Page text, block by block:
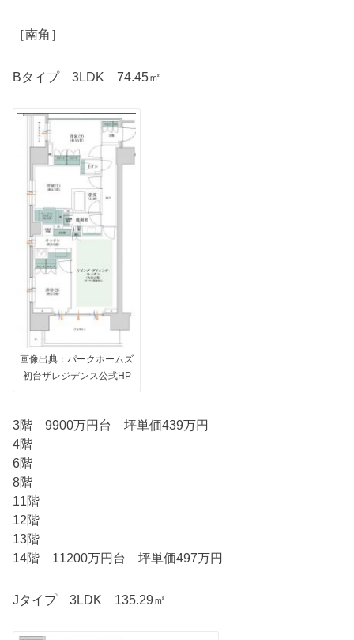
［南角］
Bタイプ 3LDK 74.45㎡
画像出典：パークホームズ
初台ザレジデンス公式HP
3階 9900万円台 坪単価439万円
4階
6階
8階
11階
12階
13階
14階 11200万円台 坪単価497万円
Jタイプ 3LDK 135.29㎡